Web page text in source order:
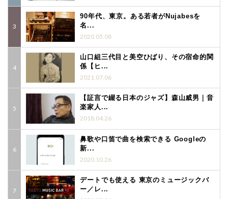
90年代、東京。ある若者がNujabesを
名...
2020.05.08
山口組三代目と美空ひばり、その宿命的関
係【ヒ...
2021.07.06
【証言で綴る日本のジャズ】森山威男｜音
楽家人...
2018.04.26
鼻歌や口笛で曲を検索できる Googleの
新...
2020.10.26
デートでも使える 東京のミュージックバ
ー／レ...